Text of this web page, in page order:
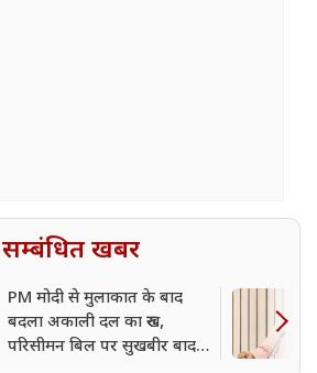
सम्बंधित खबर
PM मोदी से मुलाकात के बाद
बदला अकाली दल का रुख,
परिसीमन बिल पर सुखबीर बादल